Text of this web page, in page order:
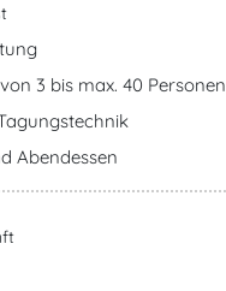
3 bis max. 40 Personen
Abendessen